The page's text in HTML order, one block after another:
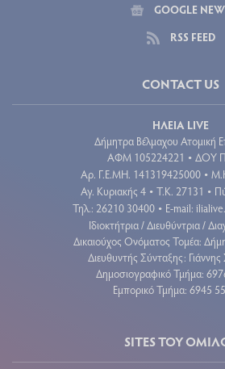
GOOGLE
RSS FEED
CONTACT US
ΗΛΕΙΑ LIVE
Δήμητρα Βέλμαχου Ατομική
ΑΦΜ 105224221 • ΔΟΥ
Aρ. Γ.Ε.ΜΗ. 141319425000 •
Αγ. Κυριακής 4 • Τ.Κ. 27131 •
Τηλ.: 26210 30400 • E-mail:
Ιδιοκτήτρια / Διευθύντρια /
Δικαιούχος Ονόματος Τομέα:
Διευθυντής Σύνταξης:
Δημοσιογραφικό Τμήμα:
Εμπορικό Τμήμα: 6945
SITES ΤΟΥ